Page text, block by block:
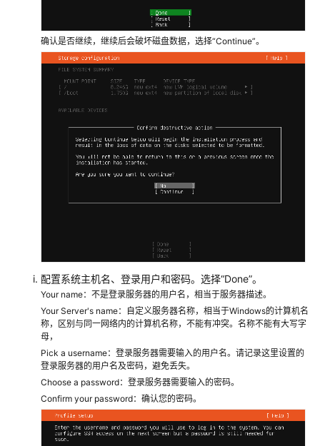
确认是否继续，继续后会破坏磁盘数据，选择“Continue”。
配置系统主机名、登录用户和密码。选择“Done”。
Your name：不是登录服务器的用户名，相当于服务器描述。
Your Server's name：自定义服务器名称，相当于Windows的计算机名
称，区别与同一网络内的计算机名称，不能有冲突。名称不能有大写字
母，
Pick a username：登录服务器需要输入的用户名。请记录这里设置的
登录服务器的用户名及密码，避免丢失。
Choose a password：登录服务器需要输入的密码。
Confirm your password：确认您的密码。